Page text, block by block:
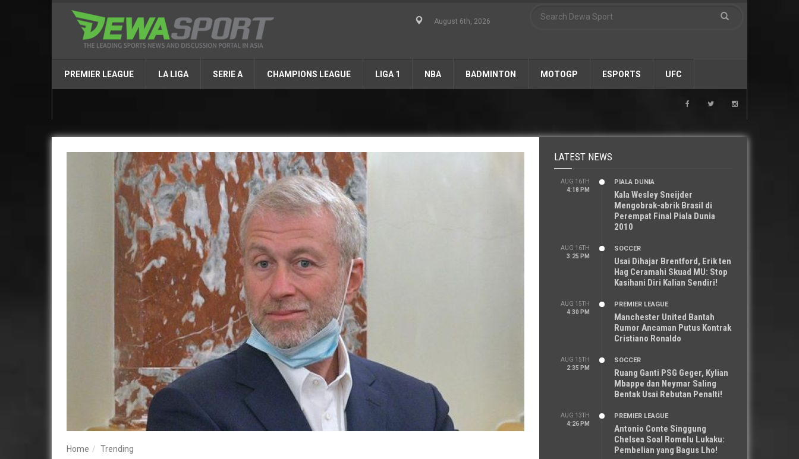
August 6th, 2026
PREMIER LEAGUE LA LIGA SERIE A CHAMPIONS LEAGUE LIGA 1 NBA BADMINTON MOTOGP ESPORTS UFC
Home Trending
LATEST NEWS
AUG 16TH
4:18 PM
PIALA DUNIA
Kala Wesley Sneijder
Mengobrak-abrik Brasil di
Perempat Final Piala Dunia
2010
AUG 16TH
3:25 PM
SOCCER
Usai Dihajar Brentford, Erik ten
Hag Ceramahi Skuad MU: Stop
Kasihani Diri Kalian Sendiri!
AUG 15TH
4:30 PM
PREMIER LEAGUE
Manchester United Bantah
Rumor Ancaman Putus Kontrak
Cristiano Ronaldo
AUG 15TH
2:35 PM
SOCCER
Ruang Ganti PSG Geger, Kylian
Mbappe dan Neymar Saling
Bentak Usai Rebutan Penalti!
AUG 13TH
4:26 PM
PREMIER LEAGUE
Antonio Conte Singgung
Chelsea Soal Romelu Lukaku:
Pembelian yang Bagus Lho!